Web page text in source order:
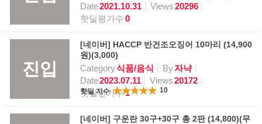
Date2021.10.31 Views20296
핫딜평가수0
진입
[네이버] HACCP 반건조오징어 10마리 (14,900
원)(3,000)
Category식품/음식 By자냑
Date2023.07.11 Views20172
핫딜평가수1
핫딜 지수 10
[네이버] 구운란 30구+30구 총 2판 (14,800)(무